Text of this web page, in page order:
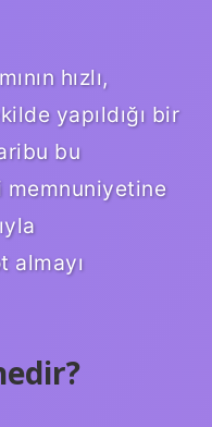
hızlı,
yapıldığı bir
bu
memnuniyetine
almayı